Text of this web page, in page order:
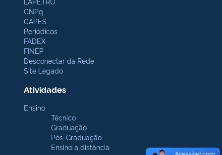
CNPq
CAPES
Periódicos
FADEX
FINEP
Desconectar da Rede
Site Legado
Atividades
Ensino
Técnico
Graduação
Pós-Graduação
Ensino a distância